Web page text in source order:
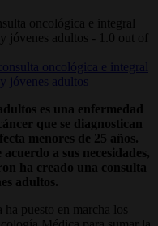
oncológica e integral
jóvenes adultos - 1.0 out of
es una enfermedad
que se diagnostican
menores de 25 años.
a sus necesidades,
ha creado una consulta
adultos.
puesto en marcha los